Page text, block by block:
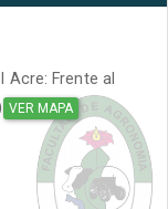
Acre: Frente al
VER MAPA